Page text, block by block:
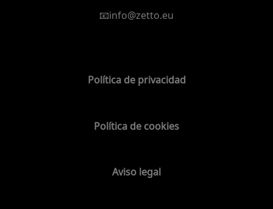
📧info@zetto.eu
Política de privacidad
Política de cookies
Aviso legal